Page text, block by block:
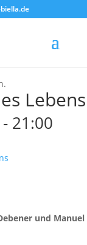
Lebens
- 21:00
und Manuel